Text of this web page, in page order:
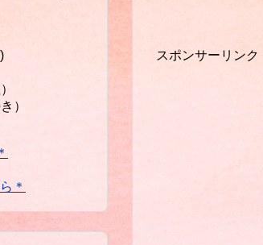
スポンサーリンク
）
＊